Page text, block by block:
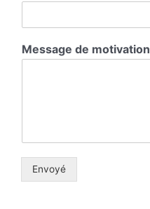
Message de motivation
Envoyé